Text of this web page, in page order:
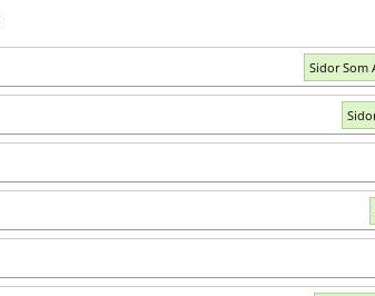
Sidor Som